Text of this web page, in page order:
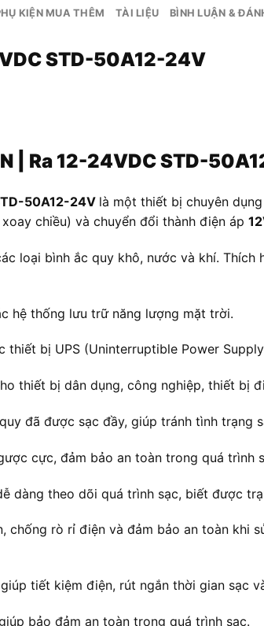
KIỆN MUA THÊM TÀI LIỆU BÌNH LUẬN &
STD-50A12-24V
| Ra 12-24VDC STD-
50A12-24V là một thiết bị chuyên
chiều) và chuyển đổi thành điện áp
loại bình ắc quy khô, nước và khí.
hệ thống lưu trữ năng lượng mặt trời.
thiết bị UPS (Uninterruptible Power
thiết bị dân dụng, công nghiệp, thiết bị
đã được sạc đầy, giúp tránh tình trạng
cực, đảm bảo an toàn trong quá trình
dàng theo dõi quá trình sạc, biết được
chống rò rỉ điện và đảm bảo an toàn khi
tiết kiệm điện, rút ngắn thời gian sạc
bảo đảm an toàn trong quá trình sạc.